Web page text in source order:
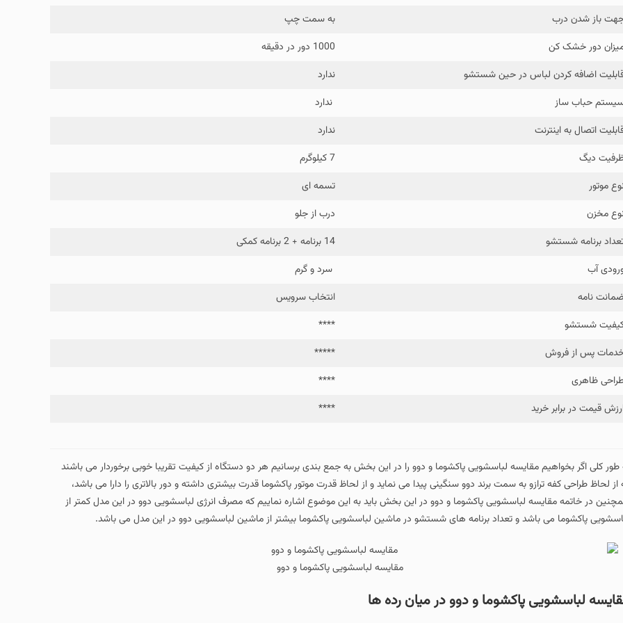
باز شدن درب
به سمت چپ
دور خشک کن
1000 دور در دقیقه
اضافه کردن لباس در حین شستشو
ندارد
حباب ساز
ندارد
اتصال به اینترنت
ندارد
دیگ
7 کیلوگرم
موتور
تسمه ای
مخزن
درب از جلو
برنامه شستشو
14 برنامه + 2 برنامه کمکی
آب
سرد و گرم
ضمانت نامه
انتخاب سرویس
شستشو
****
پس از فروش
*****
ظاهری
****
قیمت در برابر خرید
****
طور کلی اگر بخواهیم مقایسه لباسشویی پاکشوما و دوو را در این بخش به جمع بندی برسانیم هر دو دستگاه از کیفیت تقریبا خوبی برخوردار می باشند
از لحاظ طراحی کفه ترازو به سمت برند دوو سنگینی پیدا می نماید و از لحاظ قدرت موتور پاکشوما قدرت بیشتری داشته و دور بالاتری را دارا می باشد،
در خاتمه مقایسه لباسشویی پاکشوما و دوو در این بخش باید به این موضوع اشاره نماییم که مصرف انرژی لباسشویی دوو در این مدل کمتر از
پاکشوما می باشد و تعداد برنامه های شستشو در ماشین لباسشویی پاکشوما بیشتر از ماشین لباسشویی دوو در این مدل می باشد.
مقایسه لباسشویی پاکشوما و دوو
لباسشویی پاکشوما و دوو در میان رده ها